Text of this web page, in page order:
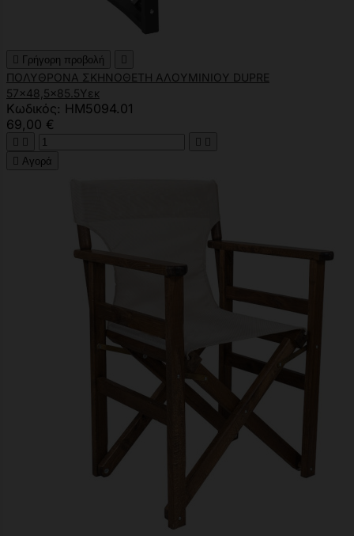
 Γρήγορη προβολή 
ΠΟΛΥΘΡΟΝΑ ΣΚΗΝΟΘΕΤΗ ΑΛΟΥΜΙΝΙΟΥ DUPRE
57x48,5x85.5Yεκ
Κωδικός: HM5094.01
69,00 €
   
 Αγορά